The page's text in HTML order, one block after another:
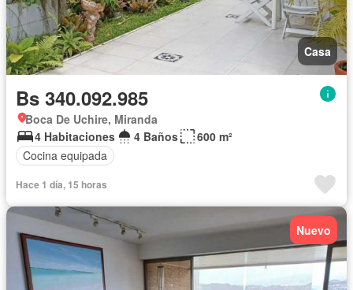
Casa
Bs 340.092.985
Boca De Uchire, Miranda
4 Habitaciones
4 Baños
600 m²
Cocina equipada
Hace 1 día, 15 horas
Nuevo